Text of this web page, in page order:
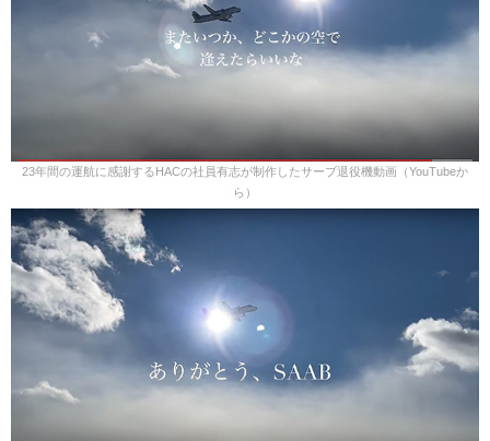
23年間の運航に感謝するHACの社員有志が制作したサーブ退役機動画（YouTubeか
ら）